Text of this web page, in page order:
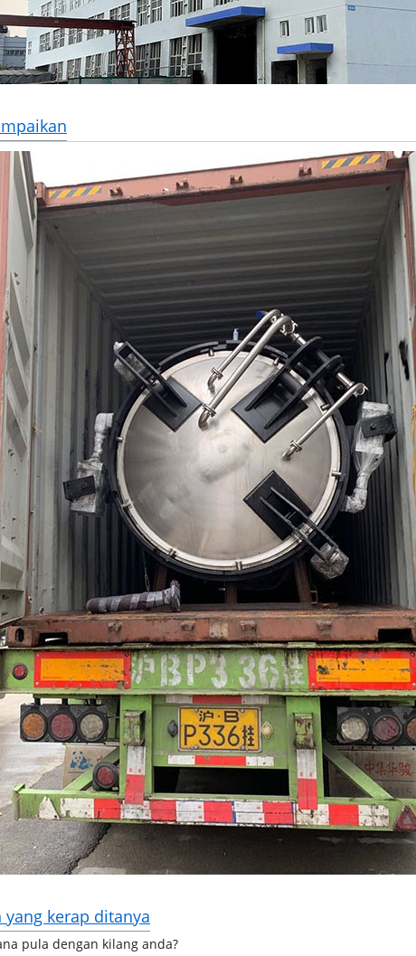
yang kerap ditanya
pula dengan kilang anda?